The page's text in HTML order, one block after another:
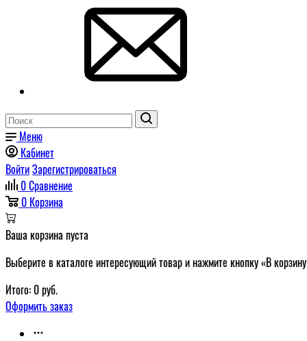
Меню
Кабинет
ВойтиЗарегистрироваться
0Сравнение
0 Корзина
Ваша корзина пуста
Выберите в каталоге интересующий товар и нажмите кнопку «В
Итого: 0руб.
Оформить заказ